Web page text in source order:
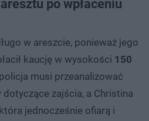
po wpłaceniu
w areszcie, ponieważ jego
kaucję w wysokości 150
musi przeanalizować
zajścia, a Christina
jednocześnie ofiarą i